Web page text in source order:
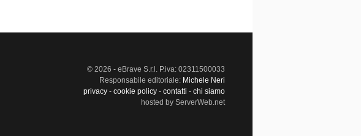
© 2026 - eBrave S.r.l. P.iva: 02311500033
Responsabile editoriale: Michele Neri
privacy - cookie policy - contatti - chi siamo
hosted by ServerWeb.net